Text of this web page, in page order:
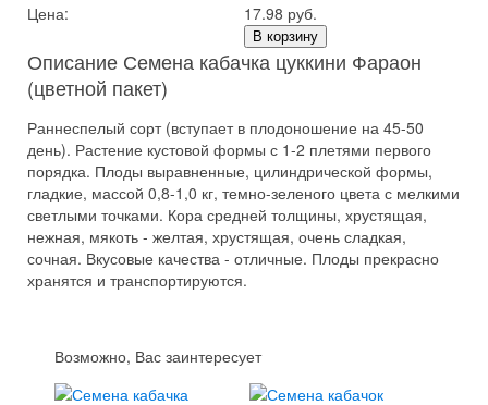
Цена:
17.98 руб.
В корзину
Описание Семена кабачка цуккини Фараон
(цветной пакет)
Раннеспелый сорт (вступает в плодоношение на 45-50
день). Растение кустовой формы с 1-2 плетями первого
порядка. Плоды выравненные, цилиндрической формы,
гладкие, массой 0,8-1,0 кг, темно-зеленого цвета с мелкими
светлыми точками. Кора средней толщины, хрустящая,
нежная, мякоть - желтая, хрустящая, очень сладкая,
сочная. Вкусовые качества - отличные. Плоды прекрасно
хранятся и транспортируются.
Возможно, Вас заинтересует